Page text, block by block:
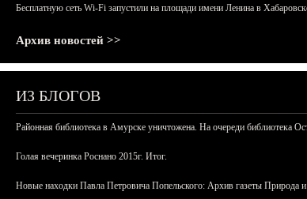
Бесплатную сеть Wi-Fi запустили на площади имени Ленина в
Архив новостей >>
ИЗ БЛОГОВ
Районная библиотека в Амурске уничтожена. На очереди библиотека
Голая вечеринка Роснано 2015г. Итог.
Новые находки Павла Петровича Попельского: Архив газеты Природа